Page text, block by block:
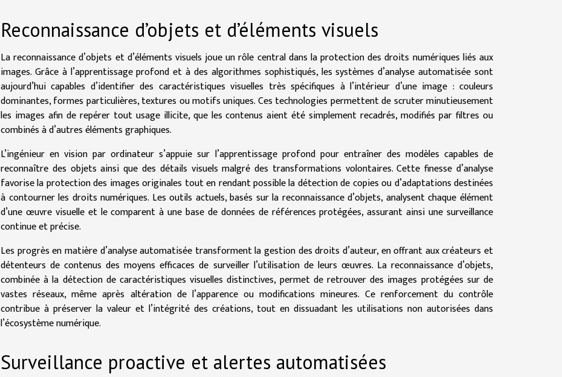
Reconnaissance d’objets et d’éléments visuels
La reconnaissance d’objets et d’éléments visuels joue un rôle central dans la protection des droits numériques liés aux
images. Grâce à l’apprentissage profond et à des algorithmes sophistiqués, les systèmes d’analyse automatisée sont
aujourd’hui capables d’identifier des caractéristiques visuelles très spécifiques à l’intérieur d’une image : couleurs
dominantes, formes particulières, textures ou motifs uniques. Ces technologies permettent de scruter minutieusement
les images afin de repérer tout usage illicite, que les contenus aient été simplement recadrés, modifiés par filtres ou
combinés à d’autres éléments graphiques.
L’ingénieur en vision par ordinateur s’appuie sur l’apprentissage profond pour entraîner des modèles capables de
reconnaître des objets ainsi que des détails visuels malgré des transformations volontaires. Cette finesse d’analyse
favorise la protection des images originales tout en rendant possible la détection de copies ou d’adaptations destinées
à contourner les droits numériques. Les outils actuels, basés sur la reconnaissance d’objets, analysent chaque élément
d’une œuvre visuelle et le comparent à une base de données de références protégées, assurant ainsi une surveillance
continue et précise.
Les progrès en matière d’analyse automatisée transforment la gestion des droits d’auteur, en offrant aux créateurs et
détenteurs de contenus des moyens efficaces de surveiller l’utilisation de leurs œuvres. La reconnaissance d’objets,
combinée à la détection de caractéristiques visuelles distinctives, permet de retrouver des images protégées sur de
vastes réseaux, même après altération de l’apparence ou modifications mineures. Ce renforcement du contrôle
contribue à préserver la valeur et l’intégrité des créations, tout en dissuadant les utilisations non autorisées dans
l’écosystème numérique.
Surveillance proactive et alertes automatisées